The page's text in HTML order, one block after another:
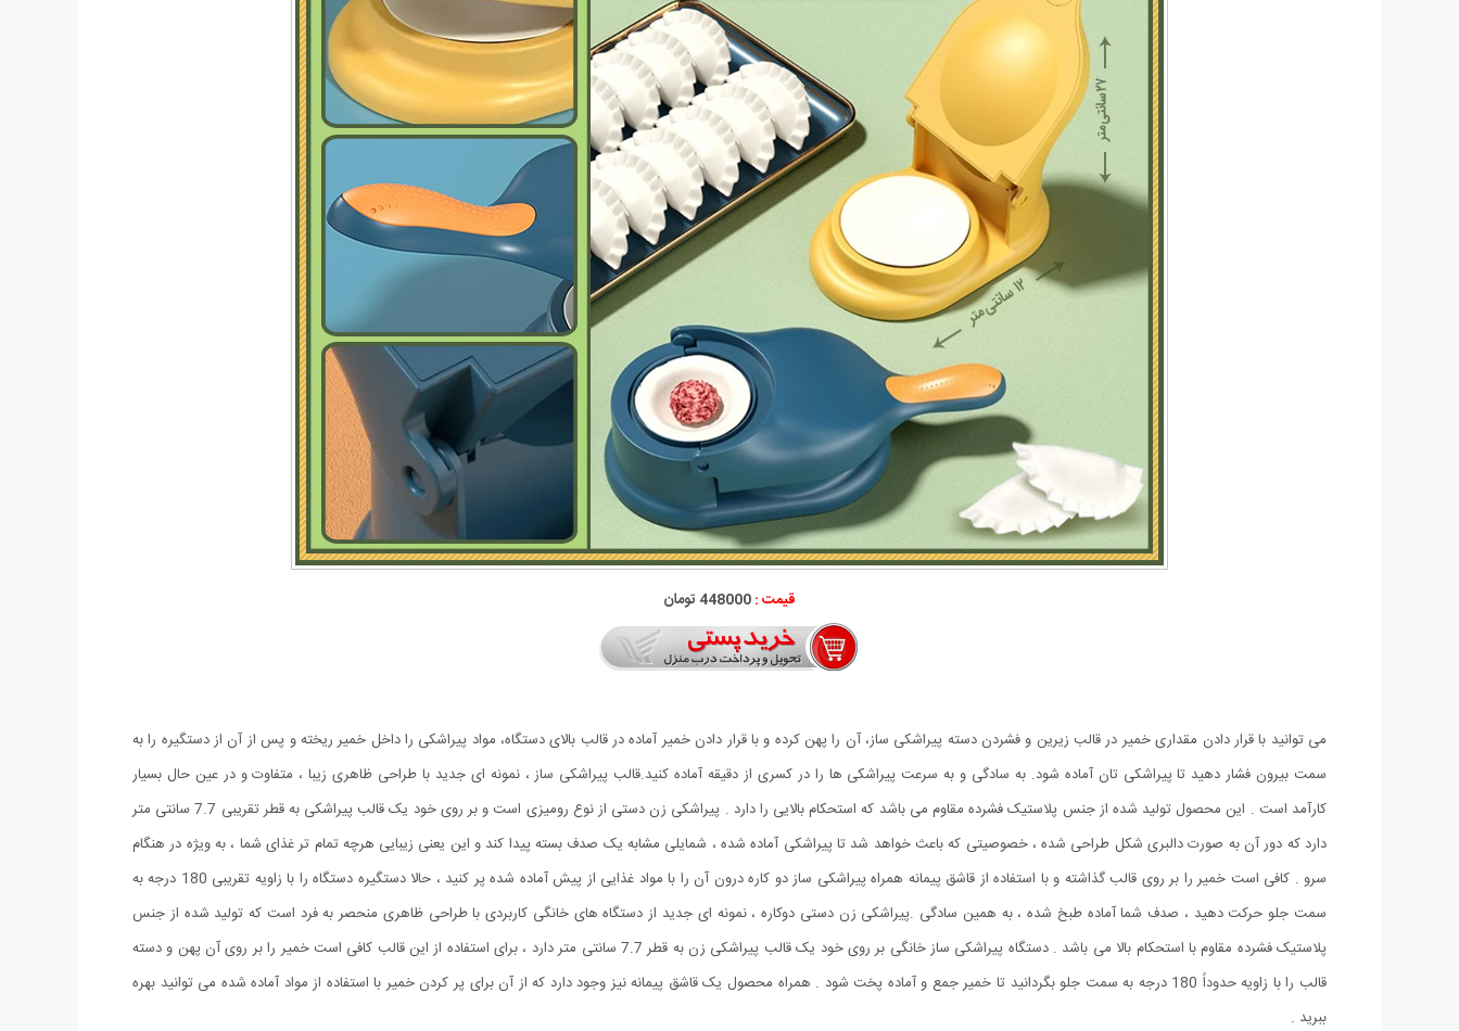
قیمت :448000 تومان
می توانید با قرار دادن مقداری خمیر در قالب زیرین و فشردن دسته پیراشکی ساز، آن را پهن کرده و با قرار دادن خمیر آماده در قالب بالای دستگاه، مواد پیراشکی را داخل خمیر ریخته و پس از آن از دستگیره را به
سمت بیرون فشار دهید تا پیراشکی تان آماده شود. به سادگی و به سرعت پیراشکی ها را در کسری از دقیقه آماده کنید.قالب پیراشکی ساز ، نمونه ای جدید با طراحی ظاهری زیبا ، متفاوت و در عین حال بسیار
کارآمد است . این محصول تولید شده از جنس پلاستیک فشرده مقاوم می باشد که استحکام بالایی را دارد . پیراشکی زن دستی از نوع رومیزی است و بر روی خود یک قالب پیراشکی به قطر تقریبی 7.7 سانتی متر
دارد که دور آن به صورت دالبری شکل طراحی شده ، خصوصیتی که باعث خواهد شد تا پیراشکی آماده شده ، شمایلی مشابه یک صدف بسته پیدا کند و این یعنی زیبایی هرچه تمام تر غذای شما ، به ویژه در هنگام
سرو . کافی است خمیر را بر روی قالب گذاشته و با استفاده از قاشق پیمانه همراه پیراشکی ساز دو کاره درون آن را با مواد غذایی از پیش آماده شده پر کنید ، حالا دستگیره دستگاه را با زاویه تقریبی 180 درجه به
سمت جلو حرکت دهید ، صدف شما آماده طبخ شده ، به همین سادگی .پیراشکی زن دستی دوکاره ، نمونه ای جدید از دستگاه های خانگی کاربردی با طراحی ظاهری منحصر به فرد است که تولید شده از جنس
پلاستیک فشرده مقاوم با استحکام بالا می باشد . دستگاه پیراشکی ساز خانگی بر روی خود یک قالب پیراشکی زن به قطر 7.7 سانتی متر دارد ، برای استفاده از این قالب کافی است خمیر را بر روی آن پهن و دسته
قالب را با زاویه حدوداً 180 درجه به سمت جلو بگردانید تا خمیر جمع و آماده پخت شود . همراه محصول یک قاشق پیمانه نیز وجود دارد که از آن برای پر کردن خمیر با استفاده از مواد آماده شده می توانید بهره
ببرید .